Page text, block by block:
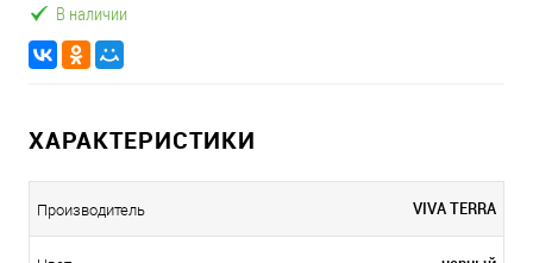
В наличии
ХАРАКТЕРИСТИКИ
Производитель VIVA TERRA